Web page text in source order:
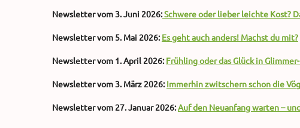
Newsletter vom 3. Juni 2026:Schwere oder lieber leichte Kost?
Newsletter vom 5. Mai 2026:Es geht auch anders! Machst du mit?
Newsletter vom 1. April 2026:Frühling oder das Glück in
Newsletter vom 3. März 2026:Immerhin zwitschern schon die
Newsletter vom 27. Januar 2026:Auf den Neuanfang warten –